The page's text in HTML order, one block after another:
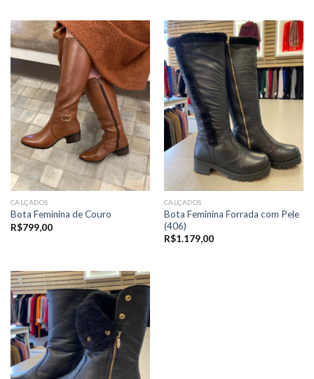
CALÇADOS
Bota Feminina de Couro
R$799,00
CALÇADOS
Bota Feminina Forrada com Pele
(406)
R$1.179,00